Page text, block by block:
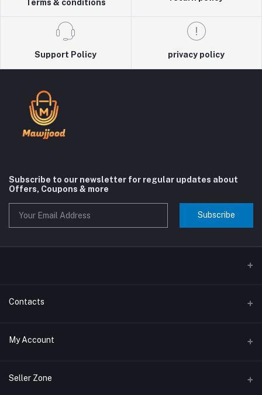
Terms & conditions
Support Policy privacy policy
Subscribe to our newsletter for regular updates about
Offers, Coupons & more
Subscribe
Contacts
Address
My Account
Login
Seller Zone